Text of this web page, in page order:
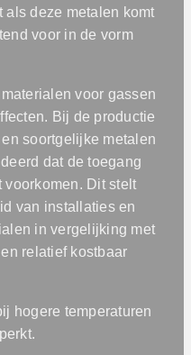
als deze metalen komt
voor in de vorm
voor gassen
Bij de productie
soortgelijke metalen
dat de toegang
voorkomen. Dit stelt
van installaties en
in vergelijking met
relatief kostbaar
hogere temperaturen